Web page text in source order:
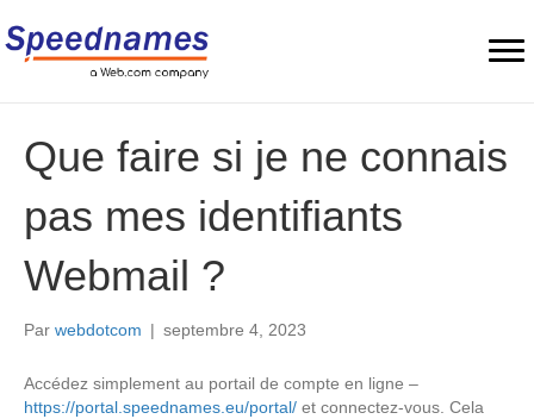
Que faire si je ne connais
pas mes identifiants
Webmail ?
Par webdotcom | septembre 4, 2023
Accédez simplement au portail de compte en ligne –
https://portal.speednames.eu/portal/ et connectez-vous. Cela